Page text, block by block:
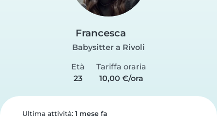
Francesca
Babysitter a Rivoli
Età
23
Tariffa oraria
10,00 €/ora
Ultima attività: 1 mese fa